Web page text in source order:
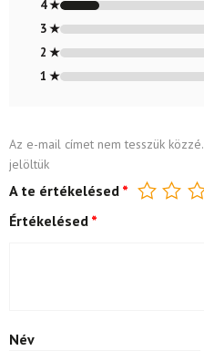
4 ★
3 ★
2 ★
1 ★
Az e-mail címet nem tesszük közzé.
jelöltük
A te értékelésed *
Értékelésed *
Név